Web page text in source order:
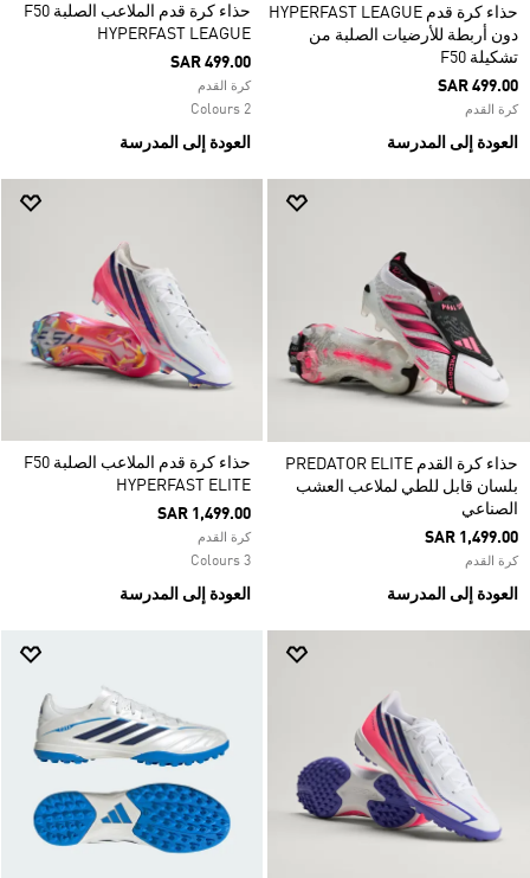
حذاء كرة قدم HYPERFAST LEAGUE
دون أربطة للأرضيات الصلبة من
تشكيلة F50
SAR 499.00
كرة القدم
العودة إلى المدرسة
حذاء كرة قدم الملاعب الصلبة F50
HYPERFAST LEAGUE
SAR 499.00
كرة القدم
2 Colours
العودة إلى المدرسة
حذاء كرة القدم PREDATOR ELITE
بلسان قابل للطي لملاعب العشب
الصناعي
SAR 1,499.00
كرة القدم
العودة إلى المدرسة
حذاء كرة قدم الملاعب الصلبة F50
HYPERFAST ELITE
SAR 1,499.00
كرة القدم
3 Colours
العودة إلى المدرسة